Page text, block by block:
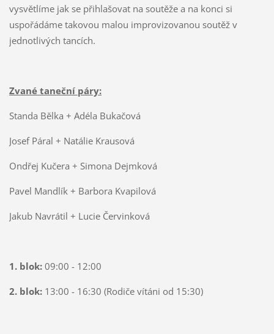
vysvětlíme jak se přihlašovat na soutěže a na konci si
uspořádáme takovou malou improvizovanou soutěž v
jednotlivých tancích.
Zvané taneční páry:
Standa Bělka + Adéla Bukačová
Josef Páral + Natálie Krausová
Ondřej Kučera + Simona Dejmková
Pavel Mandlík + Barbora Kvapilová
Jakub Navrátil + Lucie Červinková
1. blok: 09:00 - 12:00
2. blok:13:00 - 16:30 (Rodiče vítáni od 15:30)